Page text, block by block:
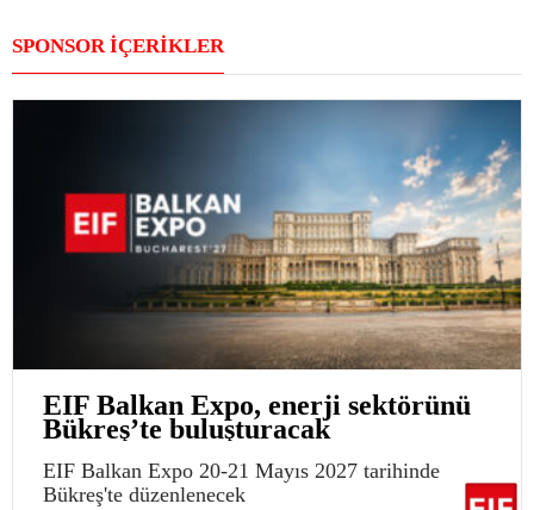
SPONSOR İÇERİKLER
EIF Balkan Expo, enerji sektörünü
Bükreş’te buluşturacak
EIF Balkan Expo 20-21 Mayıs 2027 tarihinde
Bükreş'te düzenlenecek